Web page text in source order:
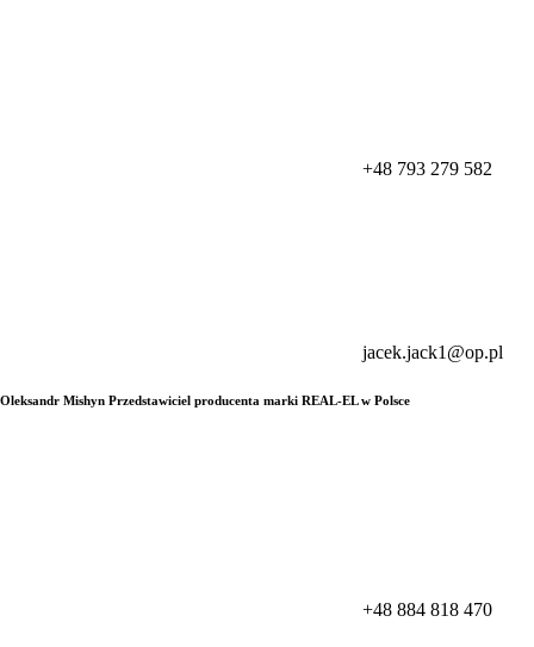
+48 793 279 582
jacek.jack1@op.pl
Oleksandr Mishyn Przedstawiciel producenta marki REAL-EL w Polsce
+48 884 818 470